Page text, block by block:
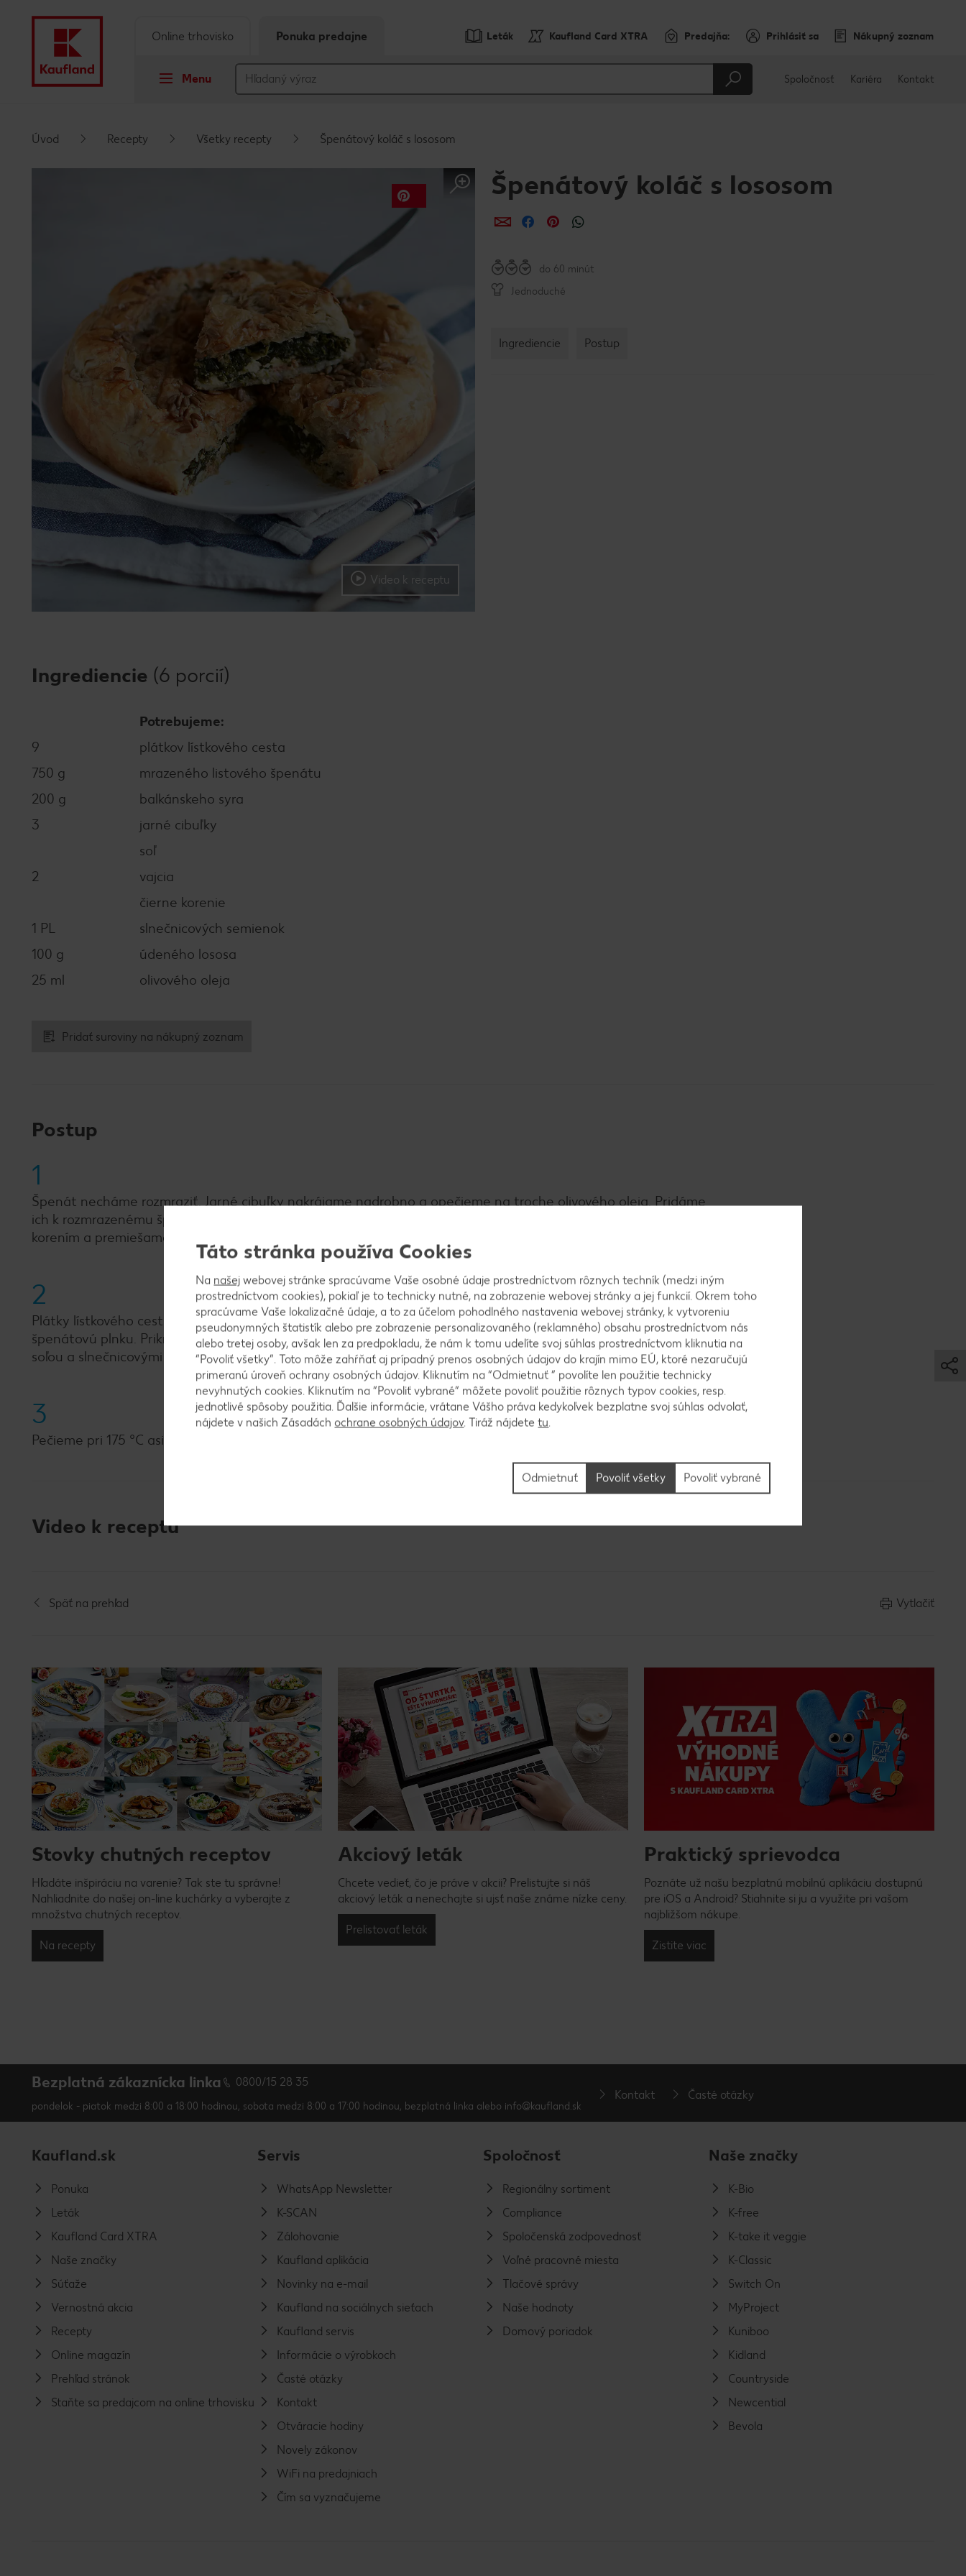
Leták Kaufland Card XTRA Predajňa: Prihlásiť sa Nákupný zoznam
Menu
Online trhovisko Ponuka predajne
Spoločnosť Kariéra Kontakt
Úvod Recepty Všetky recepty Špenátový koláč s lososom
Video k receptu
Špenátový koláč s lososom
ZdieľaťZdieľaťZdieľať
do 60 minút
Jednoduché
Ingrediencie Postup
Ingrediencie (6 porcií)
Potrebujeme:
9
plátkov lístkového cesta
750 g
mrazeného listového špenátu
200 g
balkánskeho syra
3
jarné cibuľky
soľ
2
vajcia
čierne korenie
1 PL
slnečnicových semienok
100 g
údeného lososa
25 ml
olivového oleja
Pridať suroviny na nákupný zoznam
Postup
1
Špenát necháme rozmraziť. Jarné cibuľky nakrájame nadrobno a opečieme na troche olivového oleja. Pridáme
ich k rozmrazenému špenátu spolu s balkánskym syrom, dvoma žĺtkami a jedným bielkom. Dochutíme soľou,
korením a premiešame.
2
Plátky lístkového cesta spojíme a vyložíme nimi formu na pečenie. Na spodok dáme údeného lososa a na vrch
špenátovú plnku. Prikryjeme cestom a kraje zahneme. Potrieme zvyšným bielkom, posypeme hrubozrnnou
soľou a slnečnicovými semienkami.
3
Pečieme pri 175 °C asi 45 minút, dozlata a chrumkava.
Video k receptu
Späť na prehľad Vytlačiť
Stovky chutných receptov
Hľadáte inšpiráciu na varenie? Tak ste tu správne!
Nahliadnite do našej on-line kuchárky a vyberajte z
množstva chutných receptov.
Na recepty
Akciový leták
Chcete vedieť, čo je práve v akcii? Prelistujte si náš
akciový leták a nenechajte si ujsť naše známe nízke ceny.
Prelistovať leták
Praktický sprievodca
Poznáte už našu bezplatnú mobilnú aplikáciu dostupnú
pre iOS a Android? Stiahnite si ju a využite pri vašom
najbližšom nákupe.
Zistite viac
Bezplatná zákaznícka linka 0800/15 28 35
pondelok - piatok medzi 8:00 a 18:00 hodinou, sobota medzi 8:00 a 17:00 hodinou, bezplatná linka alebo info@kaufland.sk
Kontakt Časté otázky
Kaufland.sk
Ponuka
Leták
Kaufland Card XTRA
Naše značky
Súťaže
Vernostná akcia
Recepty
Online magazín
Prehľad stránok
Staňte sa predajcom na online trhovisku
Servis
WhatsApp Newsletter
K-SCAN
Zálohovanie
Kaufland aplikácia
Novinky na e-mail
Kaufland na sociálnych sieťach
Kaufland servis
Informácie o výrobkoch
Časté otázky
Kontakt
Otváracie hodiny
Novely zákonov
WiFi na predajniach
Čím sa vyznačujeme
Spoločnosť
Regionálny sortiment
Compliance
Spoločenská zodpovednosť
Voľné pracovné miesta
Tlačové správy
Naše hodnoty
Domový poriadok
Naše značky
K-Bio
K-free
K-take it veggie
K-Classic
Switch On
MyProject
Kuniboo
Kidland
Countryside
Newcential
Bevola
Táto stránka používa Cookies
Na našej webovej stránke spracúvame Vaše osobné údaje prostredníctvom rôznych techník (medzi iným
prostredníctvom cookies), pokiaľ je to technicky nutné, na zobrazenie webovej stránky a jej funkcií. Okrem toho
spracúvame Vaše lokalizačné údaje, a to za účelom pohodlného nastavenia webovej stránky, k vytvoreniu
pseudonymných štatistík alebo pre zobrazenie personalizovaného (reklamného) obsahu prostredníctvom nás
alebo tretej osoby, avšak len za predpokladu, že nám k tomu udelíte svoj súhlas prostredníctvom kliknutia na
“Povoliť všetky”. Toto môže zahŕňať aj prípadný prenos osobných údajov do krajín mimo EÚ, ktoré nezaručujú
primeranú úroveň ochrany osobných údajov. Kliknutím na “Odmietnuť ” povolíte len použitie technicky
nevyhnutých cookies. Kliknutím na “Povoliť vybrané” môžete povoliť použitie rôznych typov cookies, resp.
jednotlivé spôsoby použitia. Ďalšie informácie, vrátane Vášho práva kedykoľvek bezplatne svoj súhlas odvolať,
nájdete v našich Zásadách ochrane osobných údajov. Tiráž nájdetetu.
Povoliť vybrané
Odmietnuť Povoliť všetky